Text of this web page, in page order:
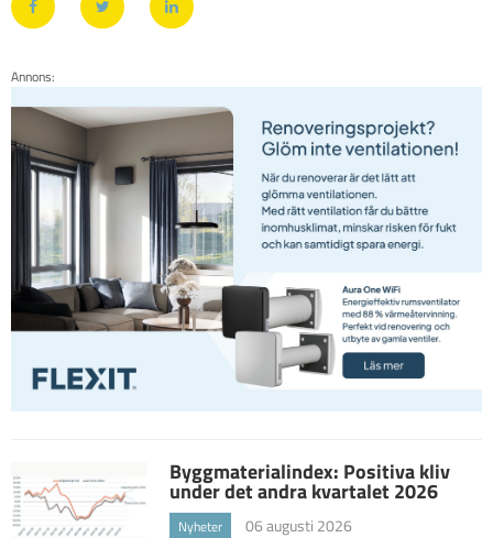
Annons:
Byggmaterialindex: Positiva kliv
under det andra kvartalet 2026
Nyheter 06 augusti 2026